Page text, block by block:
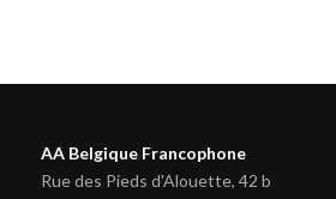
AA Belgique Francophone
Rue des Pieds d'Alouette, 42 b